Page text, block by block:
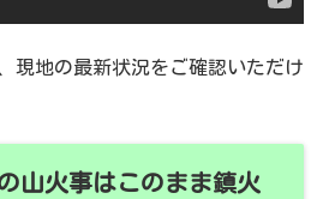
現地の最新状況をご確認いただけ
山火事はこのまま鎮火